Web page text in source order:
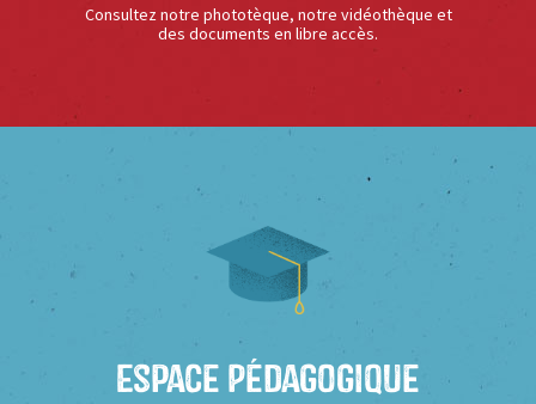
Consultez notre phototèque, notre vidéothèque et
des documents en libre accès.
Espace Pédagogique